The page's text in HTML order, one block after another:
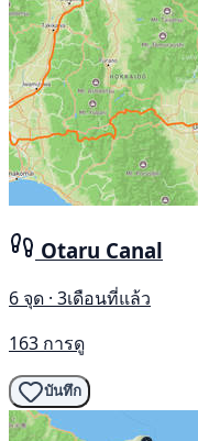
Otaru Canal
6 จุด · 3เดือนที่แล้ว
163 การดู
บันทึก